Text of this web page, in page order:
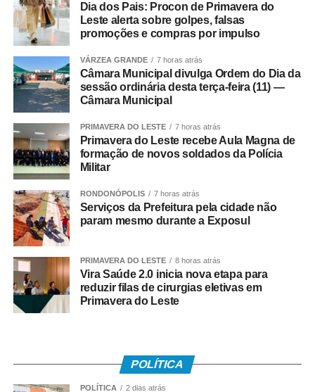
• 499.509 são servidores públicos, inscritos no Programa
de Formação do Patrimônio do Servidor Público (Pasep),
600 milhões.
Quem tem direito ao Abono
Salarial
Tem direito ao benefício o trabalhador que:
• Está inscrito no Pis/Pasep há pelo menos cinco anos;
• Trabalhou com carteira assinada por no mínimo 30 dias
em 2024;
• Recebeu remuneração média mensal de até R$ 2.766
no ano-base;
Instituído pela Lei nº 7.998/90, o abono salarial pode
chegar até a um salário mínimo, proporcional ao
Dia dos Pais: Procon de Primavera do
Leste alerta sobre golpes, falsas
promoções e compras por impulso
VÁRZEA GRANDE 7 horas atrás
Câmara Municipal divulga Ordem do Dia da
sessão ordinária desta terça-feira (11) —
Câmara Municipal
PRIMAVERA DO LESTE 7 horas atrás
Primavera do Leste recebe Aula Magna de
formação de novos soldados da Polícia
Militar
RONDONÓPOLIS 7 horas atrás
Serviços da Prefeitura pela cidade não
param mesmo durante a Exposul
PRIMAVERA DO LESTE 8 horas atrás
Vira Saúde 2.0 inicia nova etapa para
reduzir filas de cirurgias eletivas em
Primavera do Leste
POLÍTICA
POLÍTICA 2 dias atrás